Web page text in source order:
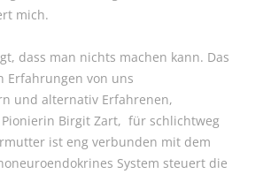
mich.
dass man nichts machen kann. Das
Erfahrungen von uns
und alternativ Erfahrenen,
Birgit Zart, für schlichtweg
ist eng verbunden mit dem
System steuert die